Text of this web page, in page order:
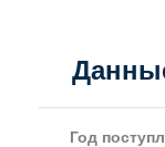
Год